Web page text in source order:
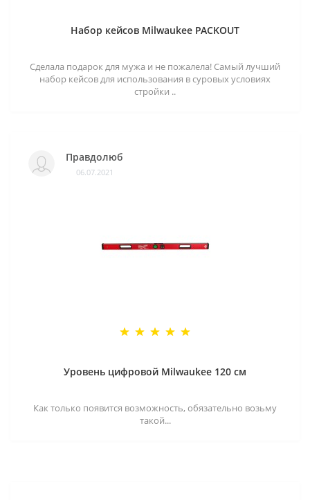
Набор кейсов Milwaukee PACKOUT
Сделала подарок для мужа и не пожалела! Самый лучший
набор кейсов для использования в суровых условиях
стройки ..
Правдолюб
06.07.2021
Уровень цифровой Milwaukee 120 см
Как только появится возможность, обязательно возьму
такой...